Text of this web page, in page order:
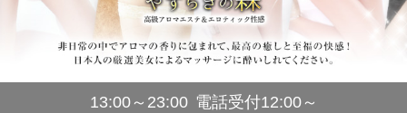
13:00～23:00 電話受付12:00～